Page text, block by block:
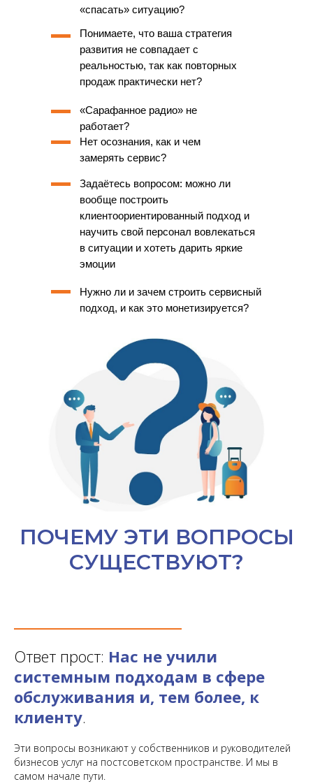
«спасать» ситуацию?
Понимаете, что ваша стратегия
развития не совпадает с
реальностью, так как повторных
продаж практически нет?
«Сарафанное радио» не
работает?
Нет осознания, как и чем
замерять сервис?
Задаётесь вопросом: можно ли
вообще построить
клиентоориентированный подход и
научить свой персонал вовлекаться
в ситуации и хотеть дарить яркие
эмоции
Нужно ли и зачем строить сервисный
подход, и как это монетизируется?
ПОЧЕМУ ЭТИ ВОПРОСЫ
СУЩЕСТВУЮТ?
Ответ прост: Нас не учили
системным подходам в сфере
обслуживания и, тем более, к
клиенту.
Эти вопросы возникают у собственников и руководителей
бизнеcов услуг на постсоветском пространстве. И мы в
самом начале пути.